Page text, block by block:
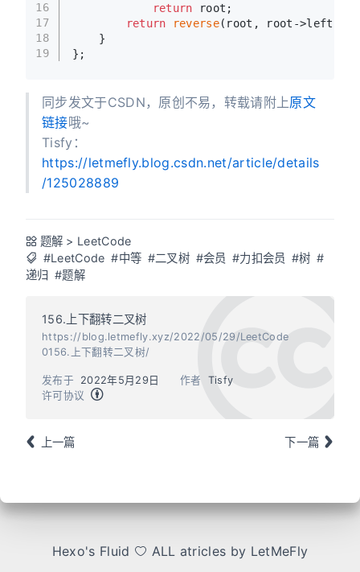
16
17
18
19
return root;
return
reverse(root, root->left,
    }
};
同步发文于CSDN，原创不易，转载请附上原文
链接哦~
Tisfy：
https://letmefly.blog.csdn.net/article/details
/125028889
题解 > LeetCode
#LeetCode #中等 #二叉树 #会员 #力扣会员 #树 #
递归 #题解
156.上下翻转二叉树
https://blog.letmefly.xyz/2022/05/29/LeetCode
0156.上下翻转二叉树/
作者 Tisfy
发布于
2022年5月29日
许可协议
上一篇 下一篇
Hexo's Fluid ALL atricles by LetMeFly